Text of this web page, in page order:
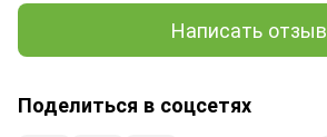
Написать отзыв
Поделиться в соцсетях